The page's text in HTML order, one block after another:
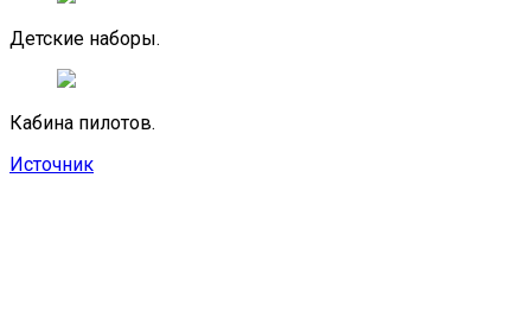
Детские наборы.
Кабина пилотов.
Источник